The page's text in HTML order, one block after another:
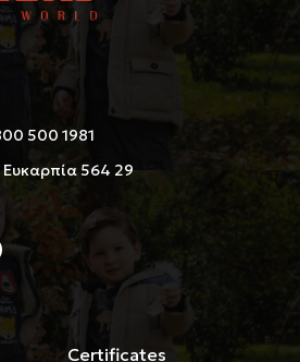
500 1981
564 29
Certificates